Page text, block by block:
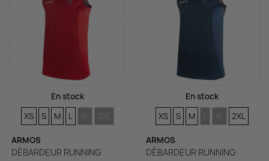
En stock
TAILLES
XS TAILLES
S TAILLES
M TAILLES
L TAILLES
TAILLES
ARMOS
DÉBARDEUR RUNNING
En stock
TAILLES
XS TAILLES
S TAILLES
M TAILLES
TAILLES
TAILLES
2XL
ARMOS
DÉBARDEUR RUNNING